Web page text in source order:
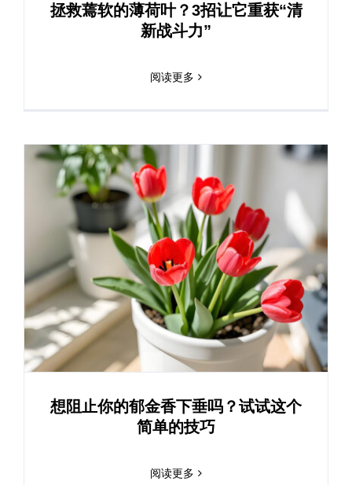
拯救蔫软的薄荷叶？3招让它重获“清
新战斗力”
阅读更多
想阻止你的郁金香下垂吗？试试这个
简单的技巧
阅读更多